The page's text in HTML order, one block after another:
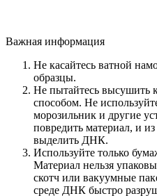
Важная информация
Не касайтесь ватной
образцы.
Не пытайтесь высушить
способом. Не
морозильник и другие
повредить материал, и
выделить ДНК.
Используйте только
Материал нельзя
скотч или вакуумные
среде ДНК быстро